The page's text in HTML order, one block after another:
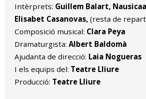
Intèrprets: Guillem Balart,
Elisabet Casanovas, (resta de
Composició musical: Clara Peya
Dramaturgista: Albert Baldomà
Ajudanta de direcció: Laia Nogueras
I els equips del: Teatre Lliure
Producció: Teatre Lliure